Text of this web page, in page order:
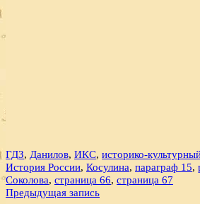
ГДЗ, Данилов, ИКС, историко-
История России, Косулина, параграф 15,
Соколова, страница 66, страница 67
Навигация
Предыдущая запись